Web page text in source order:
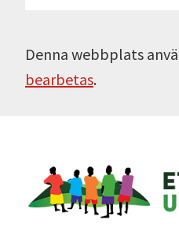
Denna webbplats
bearbetas.
Footer